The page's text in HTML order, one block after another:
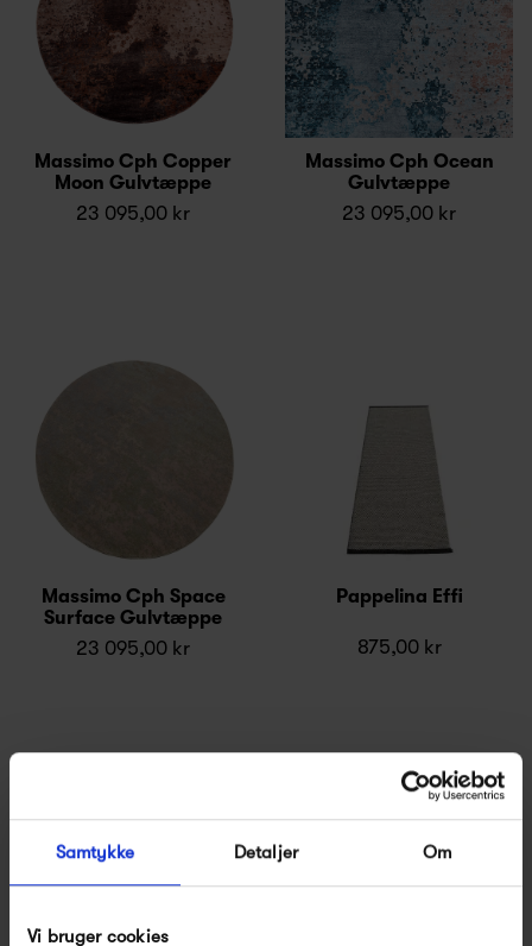
Samtykke Detaljer Om
Vi bruger cookies
Massimo Cph Copper
Moon Gulvtæppe
23 095,00 kr
Massimo Cph Ocean
Gulvtæppe
23 095,00 kr
Massimo Cph Space
Surface Gulvtæppe
23 095,00 kr
Pappelina Effi
875,00 kr